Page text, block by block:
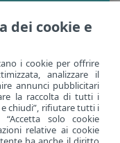
dei cookie e
i cookie per offrire
analizzare il
annunci pubblicitari
la raccolta di tutti i
chiudi”, rifiutare tutti i
“Accetta solo cookie
relative ai cookie